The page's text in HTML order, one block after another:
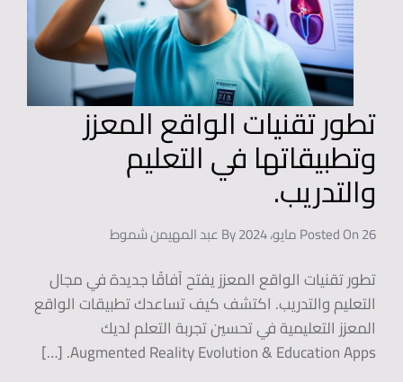
تطور تقنيات الواقع المعزز
وتطبيقاتها في التعليم
والتدريب.
Posted On26 مايو، 2024 عبد المهيمن شموط
تطور تقنيات الواقع المعزز يفتح آفاقًا جديدة في مجال
التعليم والتدريب. اكتشف كيف تساعدك تطبيقات الواقع
المعزز التعليمية في تحسين تجربة التعلم لديك
Augmented Reality Evolution & Education Apps. […]